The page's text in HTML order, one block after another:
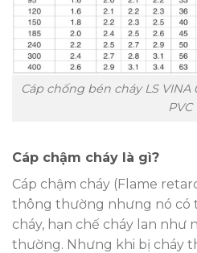
Cáp chống bén cháy LS VINA
PVC
Cáp chậm cháy là gì?
Cáp chậm cháy (Flame
thông thường nhưng nó có
cháy, hạn chế cháy lan như
thường. Nhưng khi bị cháy